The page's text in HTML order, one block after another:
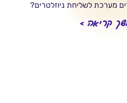
מערכת לשליחת ניוזלטרים?
קריאה >